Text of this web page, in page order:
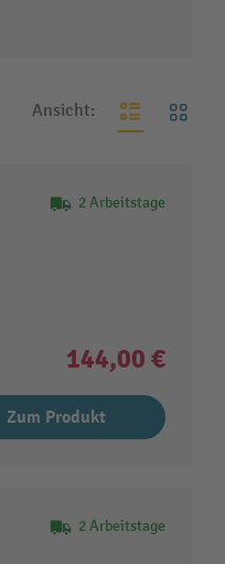
Ansicht:
2 Arbeitstage
144,00 €
Zum Produkt
2 Arbeitstage